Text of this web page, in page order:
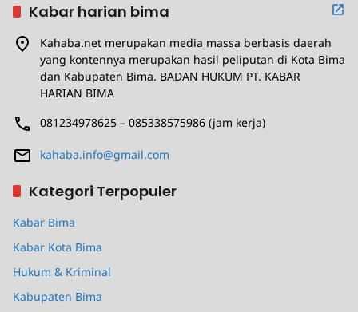
Kabar harian bima
Kahaba.net merupakan media massa berbasis daerah
yang kontennya merupakan hasil peliputan di Kota Bima
dan Kabupaten Bima. BADAN HUKUM PT. KABAR
HARIAN BIMA
081234978625 – 085338575986 (jam kerja)
kahaba.info@gmail.com
Kategori Terpopuler
Kabar Bima
Kabar Kota Bima
Hukum & Kriminal
Kabupaten Bima